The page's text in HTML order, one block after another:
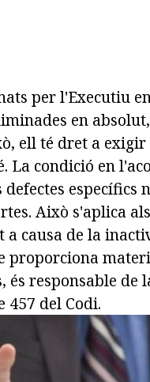
per l'Executiu
en
ell té dret a
La condició en
específics
Això s'aplica
a causa de la
proporciona
és responsable de
457 del Codi.